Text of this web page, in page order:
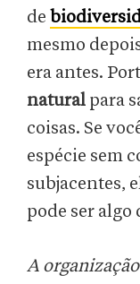
de
mesmo
era antes.
natural para
coisas. Se
espécie sem
subjacentes,
pode ser algo
A